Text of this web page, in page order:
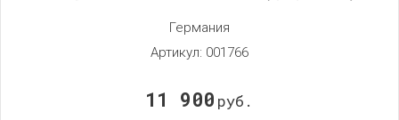
Германия
Артикул: 001766
11 900 руб.